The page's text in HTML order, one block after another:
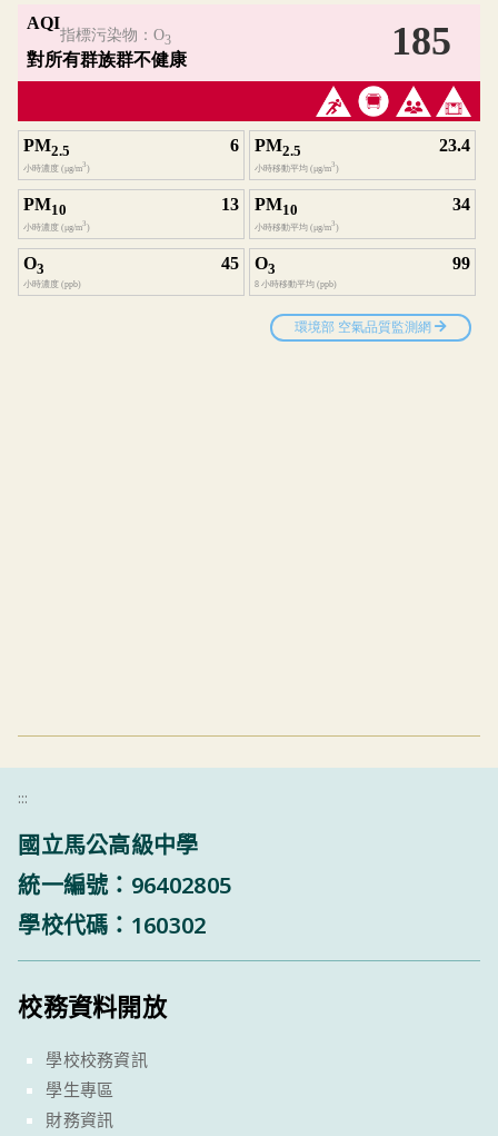
:::
國立馬公高級中學
統一編號：96402805
學校代碼：160302
校務資料開放
學校校務資訊
學生專區
財務資訊